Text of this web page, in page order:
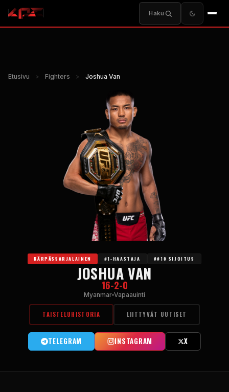
Haku
Etusivu > Fighters > Joshua Van
KÄRPÄSSARJALAINEN #1-HAASTAJA ##10 SIJOITUS
JOSHUA VAN
16-2-0
Myanmar Vapaauinti
TAISTELUHISTORIA LIITTYVÄT UUTISET
TELEGRAM INSTAGRAM X